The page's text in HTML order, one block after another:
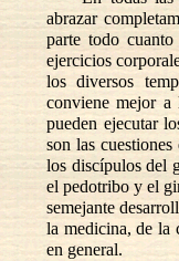
abrazar
parte todo
ejercicios
los diversos
conviene mejor a
pueden ejecutar
son las
los discípulos del
el pedotribo y el
semejante
la medicina, de la
en general.